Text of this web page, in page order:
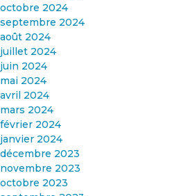
octobre 2024
septembre 2024
août 2024
juillet 2024
juin 2024
mai 2024
avril 2024
mars 2024
février 2024
janvier 2024
décembre 2023
novembre 2023
octobre 2023